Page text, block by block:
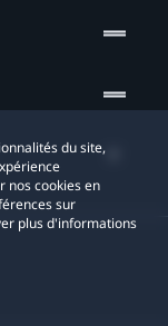
du site,
nos cookies en
sur
plus d'informations